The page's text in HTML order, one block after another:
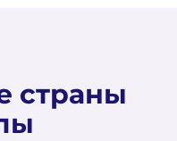
страны